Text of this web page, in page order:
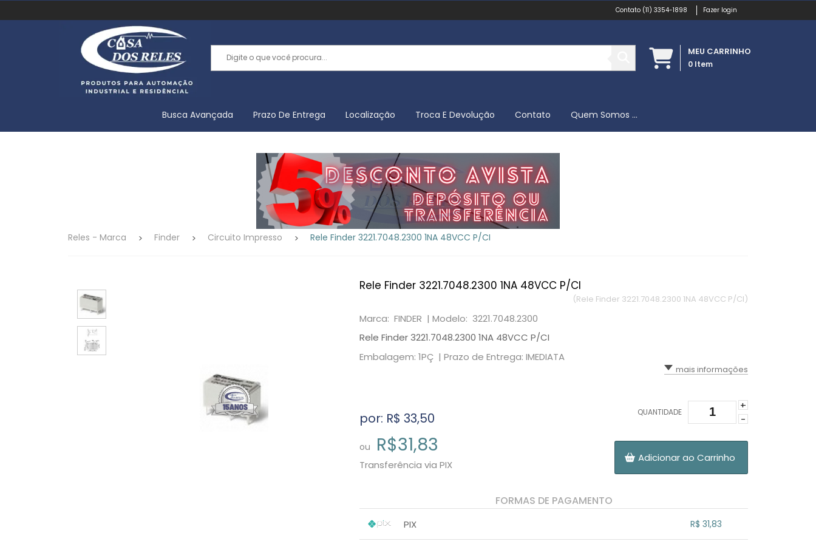
(11) 3354-1898 Fazer login
MEU CARRINHO
0 Item
Busca Avançada Prazo De Entrega Localização Troca E Devolução Contato Quem Somos ...
Reles - Marca Finder Circuito Impresso Rele Finder 3221.7048.2300 1NA 48VCC P/CI
Rele Finder 3221.7048.2300 1NA 48VCC P/CI
(Rele Finder 3221.7048.2300 1NA 48VCC P/CI)
Marca: FINDER | Modelo: 3221.7048.2300
Rele Finder 3221.7048.2300 1NA 48VCC P/CI
Embalagem: 1PÇ | Prazo de Entrega: IMEDIATA
mais informações
por: R$ 33,50
ou R$31,83
Transferência via PIX
QUANTIDADE
+
-
Adicionar ao Carrinho
FORMAS DE PAGAMENTO
PIX
R$ 31,83